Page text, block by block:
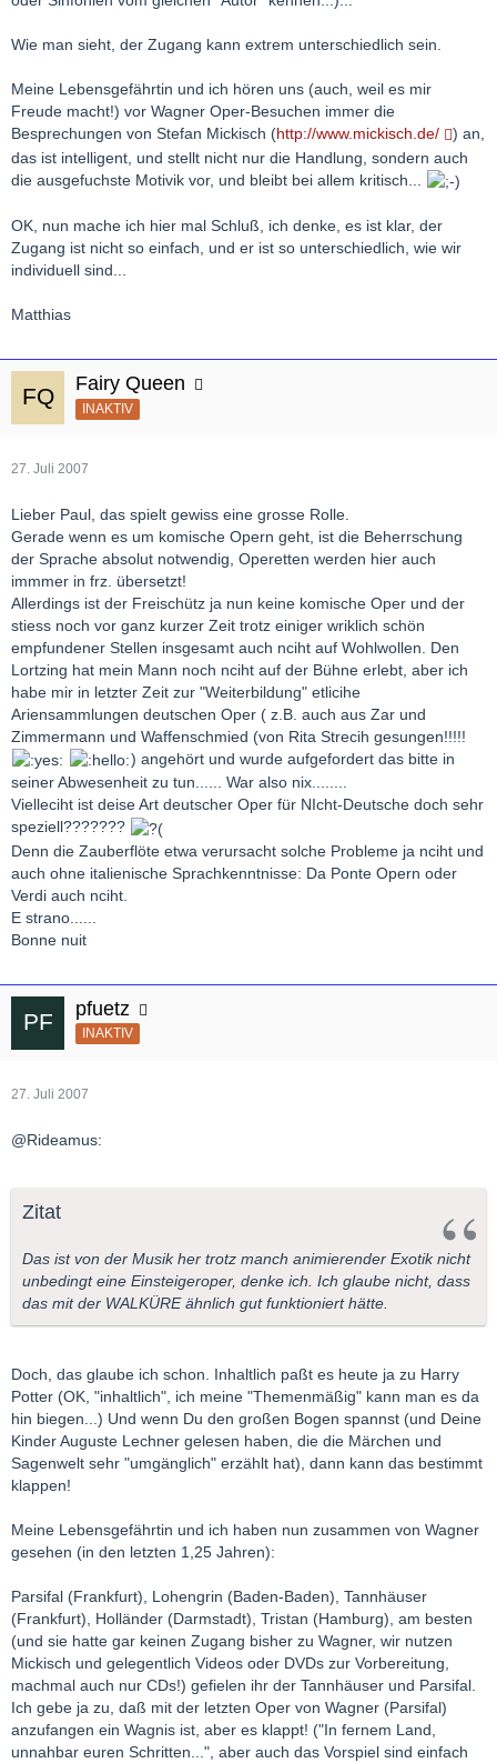
Wie man sieht, der Zugang kann extrem unterschiedlich sein.
Meine Lebensgefährtin und ich hören uns (auch, weil es mir
Freude macht!) vor Wagner Oper-Besuchen immer die
Besprechungen von Stefan Mickisch (http://www.mickisch.de/
) an,
das ist intelligent, und stellt nicht nur die Handlung, sondern auch
die ausgefuchste Motivik vor, und bleibt bei allem kritisch...
OK, nun mache ich hier mal Schluß, ich denke, es ist klar, der
Zugang ist nicht so einfach, und er ist so unterschiedlich, wie wir
individuell sind...
Matthias
Fairy Queen
INAKTIV
27. Juli 2007
Lieber Paul, das spielt gewiss eine grosse Rolle.
Gerade wenn es um komische Opern geht, ist die Beherrschung
der Sprache absolut notwendig, Operetten werden hier auch
immmer in frz. übersetzt!
Allerdings ist der Freischütz ja nun keine komische Oper und der
stiess noch vor ganz kurzer Zeit trotz einiger wriklich schön
empfundener Stellen insgesamt auch nciht auf Wohlwollen. Den
Lortzing hat mein Mann noch nciht auf der Bühne erlebt, aber ich
habe mir in letzter Zeit zur "Weiterbildung" etlicihe
Ariensammlungen deutschen Oper ( z.B. auch aus Zar und
Zimmermann und Waffenschmied (von Rita Strecih gesungen!!!!!
) angehört und wurde aufgefordert das bitte in
seiner Abwesenheit zu tun...... War also nix........
Vielleciht ist deise Art deutscher Oper für NIcht-Deutsche doch sehr
speziell???????
Denn die Zauberflöte etwa verursacht solche Probleme ja nciht und
auch ohne italienische Sprachkenntnisse: Da Ponte Opern oder
Verdi auch nciht.
E strano......
Bonne nuit
pfuetz
INAKTIV
27. Juli 2007
@Rideamus:
Zitat
Das ist von der Musik her trotz manch animierender Exotik nicht
unbedingt eine Einsteigeroper, denke ich. Ich glaube nicht, dass
das mit der WALKÜRE ähnlich gut funktioniert hätte.
Doch, das glaube ich schon. Inhaltlich paßt es heute ja zu Harry
Potter (OK, "inhaltlich", ich meine "Themenmäßig" kann man es da
hin biegen...) Und wenn Du den großen Bogen spannst (und Deine
Kinder Auguste Lechner gelesen haben, die die Märchen und
Sagenwelt sehr "umgänglich" erzählt hat), dann kann das bestimmt
klappen!
Meine Lebensgefährtin und ich haben nun zusammen von Wagner
gesehen (in den letzten 1,25 Jahren):
Parsifal (Frankfurt), Lohengrin (Baden-Baden), Tannhäuser
(Frankfurt), Holländer (Darmstadt), Tristan (Hamburg), am besten
(und sie hatte gar keinen Zugang bisher zu Wagner, wir nutzen
Mickisch und gelegentlich Videos oder DVDs zur Vorbereitung,
machmal auch nur CDs!) gefielen ihr der Tannhäuser und Parsifal.
Ich gebe ja zu, daß mit der letzten Oper von Wagner (Parsifal)
anzufangen ein Wagnis ist, aber es klappt! ("In fernem Land,
unnahbar euren Schritten...", aber auch das Vorspiel sind einfach